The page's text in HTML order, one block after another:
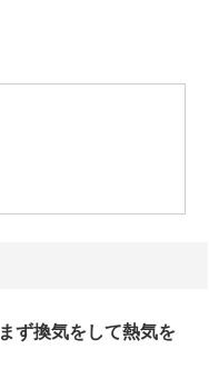
まず換気をして熱気を